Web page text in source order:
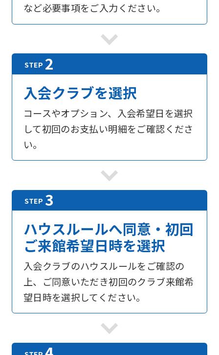
など必要事項をご入力ください。
入会クラブを選択
コースやオプション、入会希望日を選択
して初回のお支払い明細をご確認くださ
い。
ハウスルールへ同意・初回
ご来館希望日時を選択
入会クラブのハウスルールをご確認の
上、ご同意いただき初回のクラブ来館希
望日時を選択してください。